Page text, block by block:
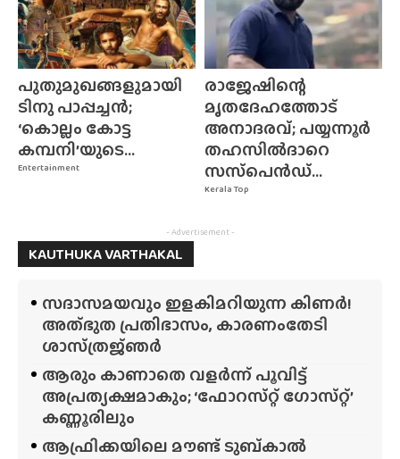
Entertainment
പുതുമുഖങ്ങളുമായി
ടിനു പാപ്പച്ചൻ;
‘കൊല്ലം കോട്ട
കമ്പനി’യുടെ...
Kerala Top
രാജേഷിന്റെ
മൃതദേഹത്തോട്
അനാദരവ്; പയ്യന്നൂർ
തഹസിൽദാറെ
സസ്‌പെൻഡ്...
- Advertisement -
KAUTHUKA VARTHAKAL
സദാസമയവും ഇളകിമറിയുന്ന കിണർ!
അത്‌ഭുത പ്രതിഭാസം, കാരണംതേടി
ശാസ്‌ത്രജ്‌ഞർ
ആരും കാണാതെ വളർന്ന് പൂവിട്ട്
അപ്രത്യക്ഷമാകും; ‘ഫോറസ്‌റ്റ്‌ ഗോസ്‌റ്റ്’
കണ്ണൂരിലും
ആഫ്രിക്കയിലെ മൗണ്ട് ടുബ്‌കാൽ